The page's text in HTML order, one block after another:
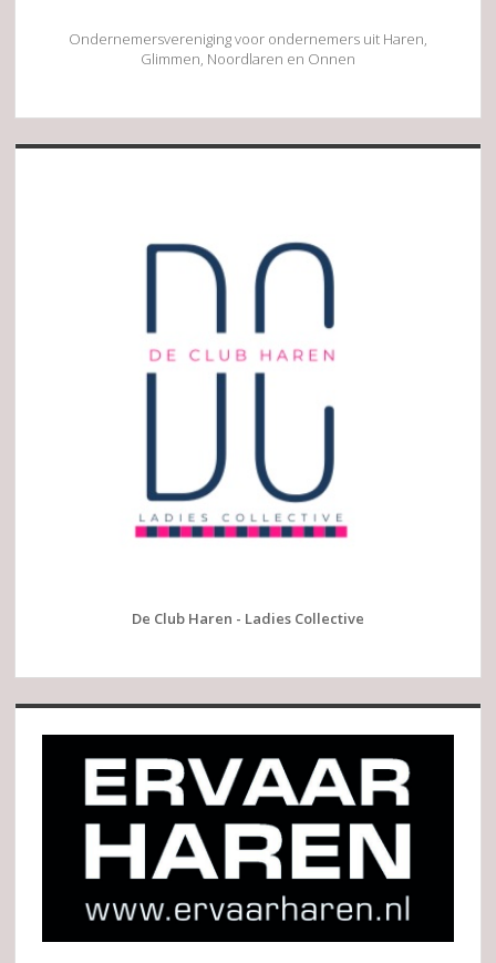
Ondernemersvereniging voor ondernemers uit Haren,
Glimmen, Noordlaren en Onnen
De Club Haren - Ladies Collective